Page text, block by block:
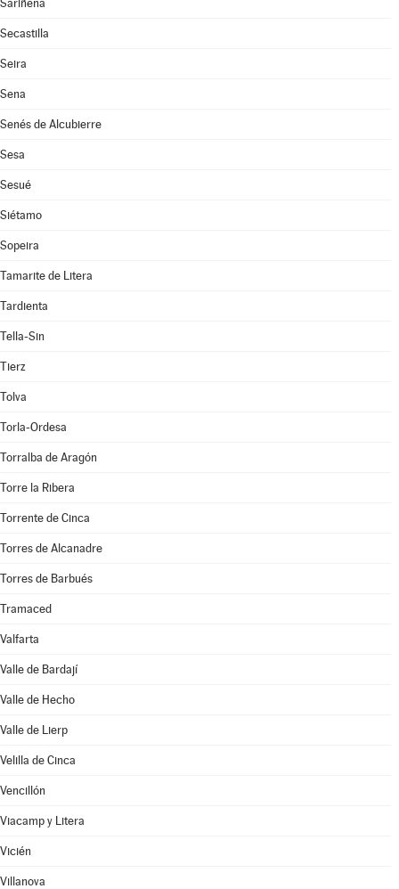
Sariñena
Secastilla
Seira
Sena
Senés de Alcubierre
Sesa
Sesué
Siétamo
Sopeira
Tamarite de Litera
Tardienta
Tella-Sin
Tierz
Tolva
Torla-Ordesa
Torralba de Aragón
Torre la Ribera
Torrente de Cinca
Torres de Alcanadre
Torres de Barbués
Tramaced
Valfarta
Valle de Bardají
Valle de Hecho
Valle de Lierp
Velilla de Cinca
Vencillón
Viacamp y Litera
Vicién
Villanova